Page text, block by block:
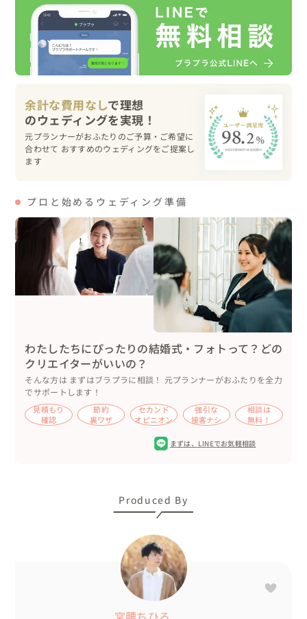
余計な費用なしで理想
元プランナーがおふたりのご予算・ご希望に
合わせて おすすめのウェディングをご提案し
ます
プロと始めるウェディング準備
わたしたちにぴったりの結婚式・フォトって？どの
クリエイターがいいの？
そんな方は まずはブラプラに相談！ 元プランナーがおふたりを全力
でサポートします！
見積もり
確認
節約
裏ワザ
セカンド
オピニオン
強引な
接客ナシ
相談は
無料！
まずは、 LINEでお気軽相談
Produced By